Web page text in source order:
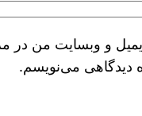
و وبسایت من در
دیدگاهی می‌نویسم.